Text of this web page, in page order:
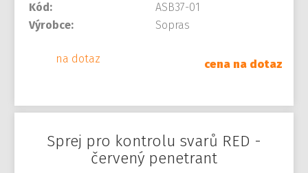
Kód:
ASB37-01
Výrobce:
Sopras
na dotaz cena na dotaz
Sprej pro kontrolu svarů RED -
červený penetrant